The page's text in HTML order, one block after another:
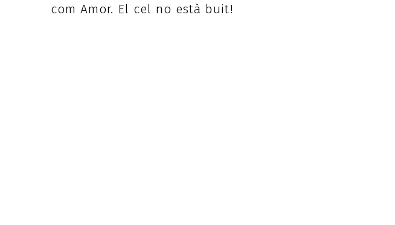
com Amor. El cel no està buit!